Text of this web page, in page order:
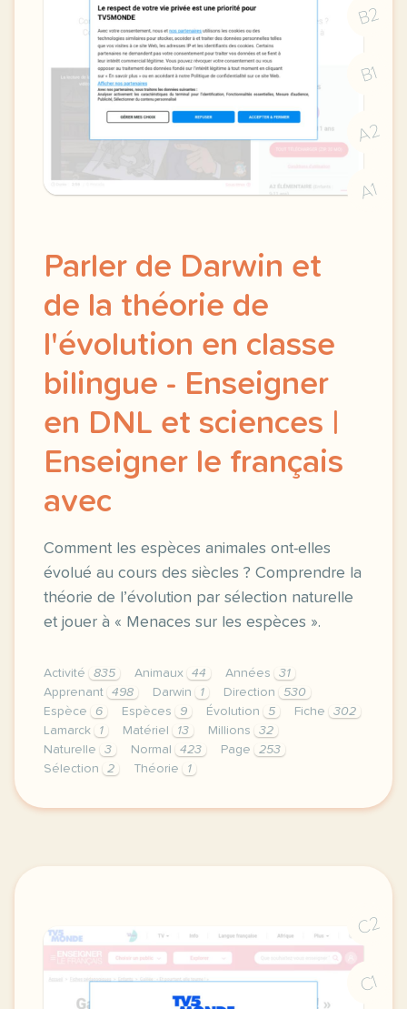
B2
B1
A2
A1
Parler de Darwin et
de la théorie de
l'évolution en classe
bilingue - Enseigner
en DNL et sciences |
Enseigner le français
avec
Comment les espèces animales ont-elles
évolué au cours des siècles ? Comprendre la
théorie de l’évolution par sélection naturelle
et jouer à « Menaces sur les espèces ».
Activité 835 Animaux 44 Années
31
Apprenant
498 Darwin 1 Direction
530
Espèce
6 Espèces 9 Évolution 5 Fiche
302
Lamarck
1 Matériel 13 Millions
32
Naturelle
3 Normal 423 Page
253
Sélection
2 Théorie 1
didomi host didomi components button cursor
C2
C1